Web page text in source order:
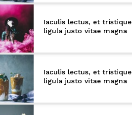
Iaculis lectus, et tristique
ligula justo vitae magna
Iaculis lectus, et tristique
ligula justo vitae magna